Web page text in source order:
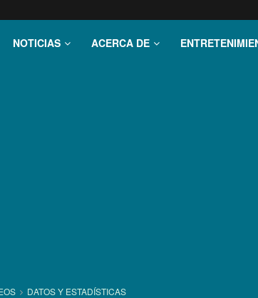
NOTICIAS ACERCA DE
DATOS Y ESTADÍ­STICAS